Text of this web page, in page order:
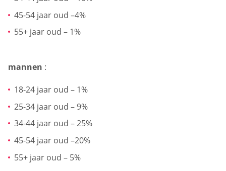
45-54 jaar oud –4%
55+ jaar oud – 1%
mannen :
18-24 jaar oud – 1%
25-34 jaar oud – 9%
34-44 jaar oud – 25%
45-54 jaar oud –20%
55+ jaar oud – 5%